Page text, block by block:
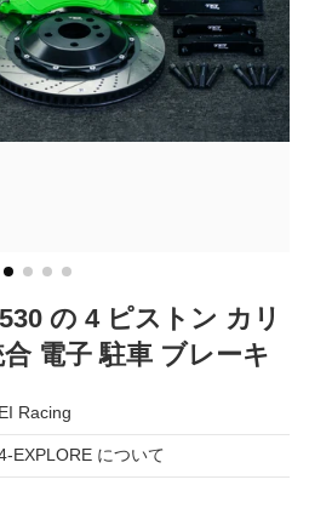
の 4 ピストン カリ
電子 駐車 ブレーキ
Racing
EXPLORE について